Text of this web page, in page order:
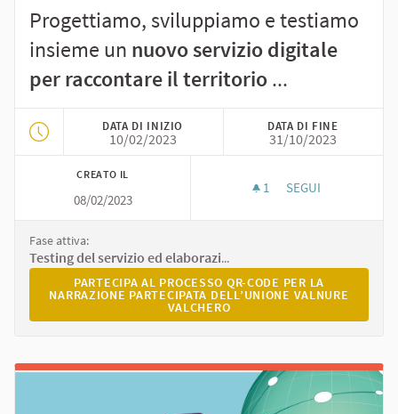
Progettiamo, sviluppiamo e testiamo
insieme un nuovo servizio digitale
per raccontare il territorio...
DATA DI INIZIO
10/02/2023
DATA DI FINE
31/10/2023
CREATO IL
08/02/2023
1 1 SOSTENITORI
SEGUI
Fase attiva:
Testing del servizio ed elaborazione delle Linee Guida
PARTECIPA AL PROCESSO QR-CODE PER LA
PARTECIPA AL PROCESSO QR-CODE PER LA
NARRAZIONE PARTECIPATA DELL’UNIONE VALNURE
VALCHERO